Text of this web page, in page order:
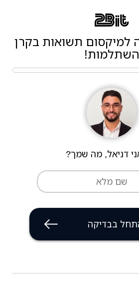
תשואות בקרן
השתלמות!
דניאל, מה שמך?
בבדיקה